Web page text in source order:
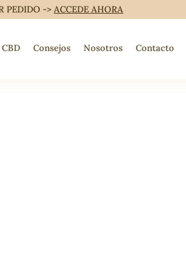
PEDIDO -> ACCEDE AHORA
CBD Consejos Nosotros Contacto